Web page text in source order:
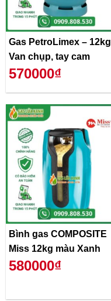
Gas PetroLimex – 12kg
Van chụp, tay cam
570000₫
Bình gas COMPOSITE
Miss 12kg màu Xanh
580000₫